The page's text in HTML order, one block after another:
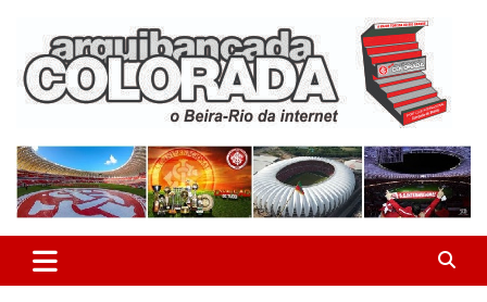
content
Arquibancada Colorada